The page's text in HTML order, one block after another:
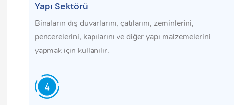
Yapı Sektörü
Binaların dış duvarlarını, çatılarını, zeminlerini,
pencerelerini, kapılarını ve diğer yapı malzemelerini
yapmak için kullanılır.